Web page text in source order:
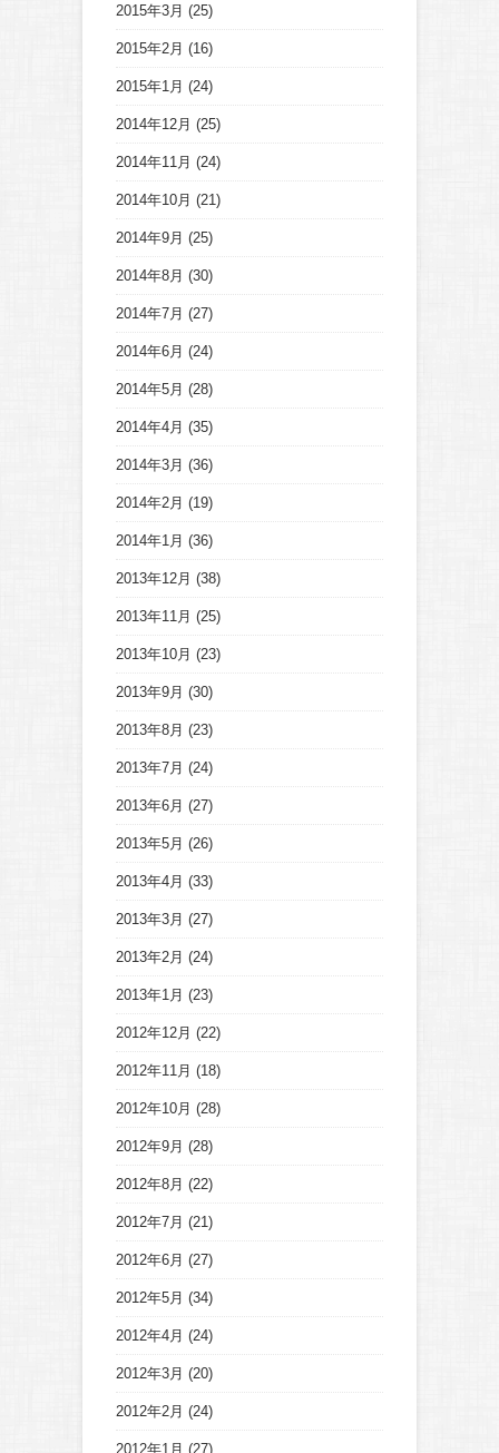
2015年3月 (25)
2015年2月 (16)
2015年1月 (24)
2014年12月 (25)
2014年11月 (24)
2014年10月 (21)
2014年9月 (25)
2014年8月 (30)
2014年7月 (27)
2014年6月 (24)
2014年5月 (28)
2014年4月 (35)
2014年3月 (36)
2014年2月 (19)
2014年1月 (36)
2013年12月 (38)
2013年11月 (25)
2013年10月 (23)
2013年9月 (30)
2013年8月 (23)
2013年7月 (24)
2013年6月 (27)
2013年5月 (26)
2013年4月 (33)
2013年3月 (27)
2013年2月 (24)
2013年1月 (23)
2012年12月 (22)
2012年11月 (18)
2012年10月 (28)
2012年9月 (28)
2012年8月 (22)
2012年7月 (21)
2012年6月 (27)
2012年5月 (34)
2012年4月 (24)
2012年3月 (20)
2012年2月 (24)
2012年1月 (27)